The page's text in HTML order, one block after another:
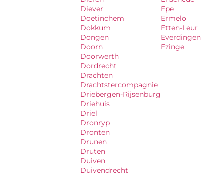
Diever
Doetinchem
Dokkum
Dongen
Doorn
Doorwerth
Dordrecht
Drachten
Drachtstercompagnie
Driebergen-Rijsenburg
Driehuis
Driel
Dronryp
Dronten
Drunen
Druten
Duiven
Duivendrecht
Epe
Ermelo
Etten-Leur
Everdingen
Ezinge